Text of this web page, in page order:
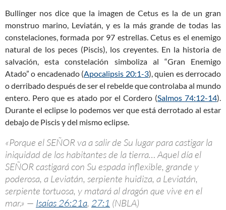
Bullinger nos dice que la imagen de Cetus es la de un gran
monstruo marino, Leviatán, y es la más grande de todas las
constelaciones, formada por 97 estrellas. Cetus es el enemigo
natural de los peces (Piscis), los creyentes. En la historia de
salvación, esta constelación simboliza al “Gran Enemigo
Atado” o encadenado (Apocalipsis 20:1-3), quien es derrocado
o derribado después de ser el rebelde que controlaba al mundo
entero. Pero que es atado por el Cordero (Salmos 74:12-14).
Durante el eclipse lo podemos ver que está derrotado al estar
debajo de Piscis y del mismo eclipse.
«Porque el SEÑOR va a salir de Su lugar para castigar la
iniquidad de los habitantes de la tierra… Aquel día el
SEÑOR castigará con Su espada inflexible, grande y
poderosa, a Leviatán, serpiente huidiza, a Leviatán,
serpiente tortuosa, y matará al dragón que vive en el
mar.» — Isaías 26:21a, 27:1 (NBLA)